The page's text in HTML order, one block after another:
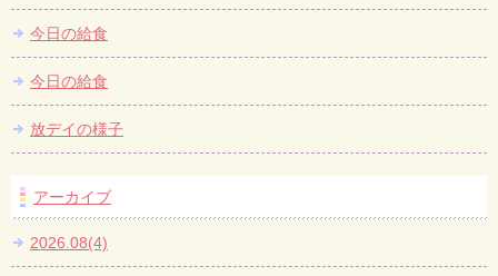
今日の給食
今日の給食
放デイの様子
アーカイブ
2026.08(4)